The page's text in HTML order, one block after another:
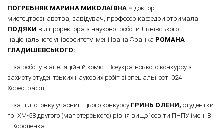
ПОГРЕБНЯК МАРИНА МИКОЛАЇВНА – доктор
мистецтвознавства, завідувач, професор кафедри отримала
ПОДЯКИ від проректора з наукової роботи Львівського
національного університету імені Івана Франка РОМАНА
ГЛАДИШЕВСЬКОГО:
– за роботу в апеляційній комісії Всеукраїнського конкурсу з
захисту студентських наукових робіт зі спеціальності 024
Хореографії;
– за підготовку учасниці цього конкурсу ГРИНЬ ОЛЕНИ, студентки
гр. ХМ-58 другого (магістерського) рівня вищої освіти ПНПУ імені В.
Г. Короленка.